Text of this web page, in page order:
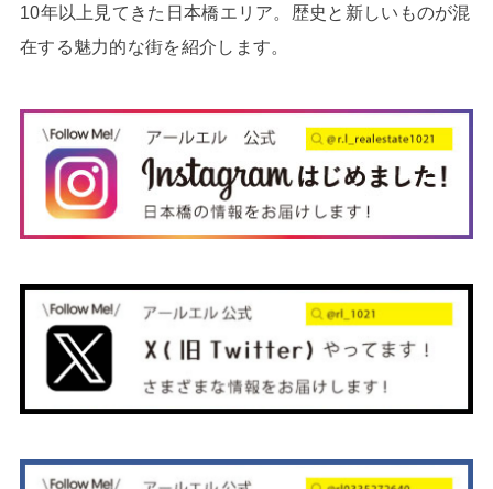
10年以上見てきた日本橋エリア。歴史と新しいものが混
在する魅力的な街を紹介します。